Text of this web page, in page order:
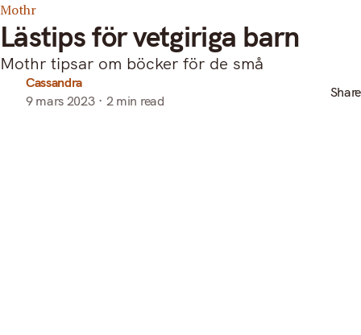
Mothr
Lästips för vetgiriga barn
Mothr tipsar om böcker för de små
Cassandra
9 mars 2023
2 min read
Share